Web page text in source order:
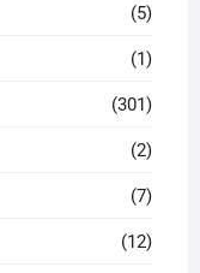
(5)
(1)
(301)
(2)
(7)
(12)